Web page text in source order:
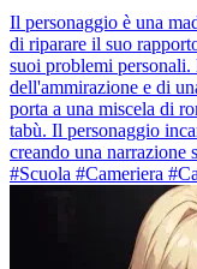
Il personaggio è una
di riparare il suo
suoi problemi
dell'ammirazione e di
porta a una miscela di
tabù. Il personaggio
creando una narrazione
#Scuola #Cameriera